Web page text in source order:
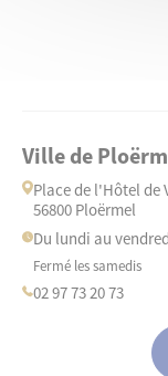
Ville de
Place de l'Hôtel de
56800 Ploërmel
Du lundi au
Fermé les samedis
02 97 73 20 73